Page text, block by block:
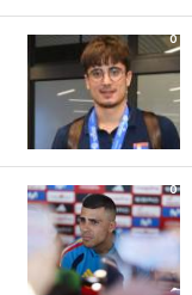
0
0